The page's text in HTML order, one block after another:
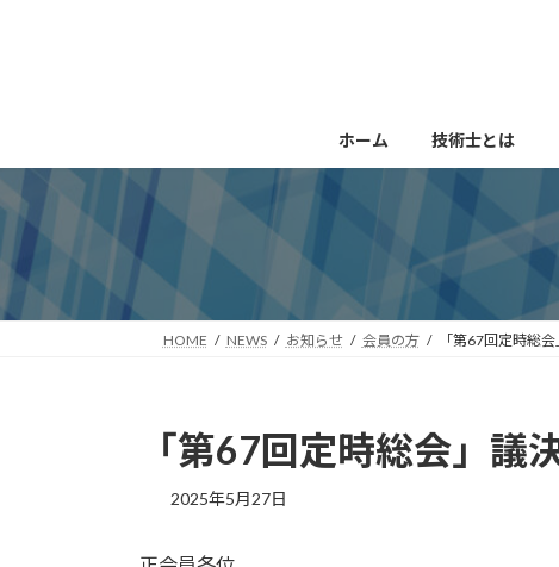
キ
プ
に
動
ホーム 技術士とは
HOME NEWS お知らせ 会員の方 「第67回定時総
「第67回定時総会」議
2025年5月27日